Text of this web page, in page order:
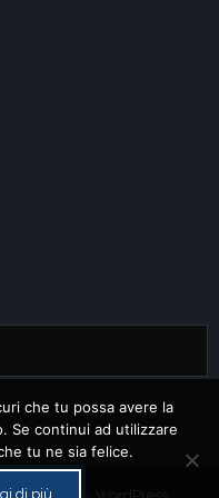
che tu possa avere la
Se continui ad utilizzare
tu ne sia felice.
di più